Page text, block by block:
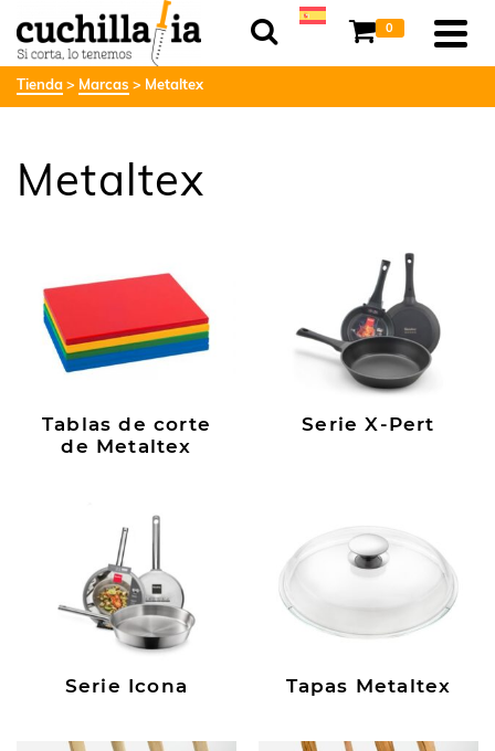
0
Tienda Marcas Metaltex
Metaltex
Tablas de corte
de Metaltex
Serie X-Pert
Serie Icona Tapas Metaltex